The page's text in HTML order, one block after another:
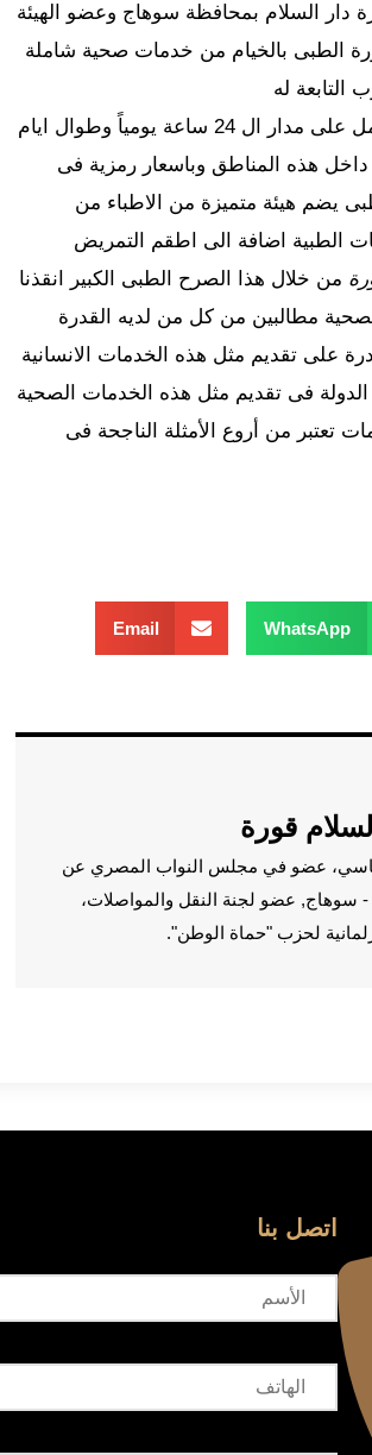
السلام بمحافظة سوهاج وعضو الهيئة
الطبى بالخيام من خدمات صحية شاملة
التابعة له
وقال اهالى وجماهير الخيام إن هذا الصرح الطبى الكبير يعمل على مدار ال 24 ساعة يومياً وطوال ايام
داخل هذه المناطق وباسعار رمزية فى
يضم هيئة متميزة من الاطباء من
الطبية اضافة الى اطقم التمريض
من خلال هذا الصرح الطبى الكبير انقذنا
مطالبين من كل من لديه القدرة
على تقديم مثل هذه الخدمات الانسانية
فى تقديم مثل هذه الخدمات الصحية
تعتبر من أروع الأمثلة الناجحة فى
WhatsApp
Email
قورة
عضو في مجلس النواب المصري عن
- سوهاج, عضو لجنة النقل والمواصلات،
لحزب "حماة الوطن".
اتصل بنا